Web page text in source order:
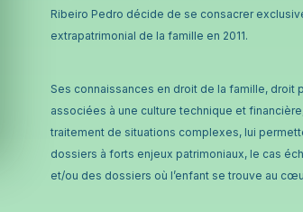
Ribeiro Pedro décide de se consacrer
extrapatrimonial de la famille en 2011.
Ses connaissances en droit de la famille, droit
associées à une culture technique et
traitement de situations complexes, lui
dossiers à forts enjeux patrimoniaux, le cas
et/ou des dossiers où l’enfant se trouve au